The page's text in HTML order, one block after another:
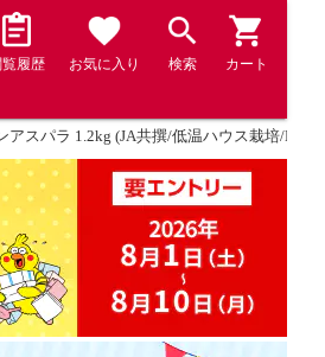
覧履歴 お気に入り 検索 カート
アスパラ 1.2kg (JA共撰/低温ハウス栽培/L-